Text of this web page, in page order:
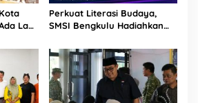
Lagi
Perkuat Literasi Budaya,
SMSI Bengkulu Hadiahkan
Polda